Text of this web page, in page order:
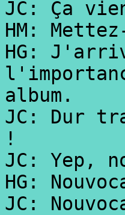
JC: Ça
HM:
HG:
album.
JC: Dur
!
JC: Yep,
HG:
JC: